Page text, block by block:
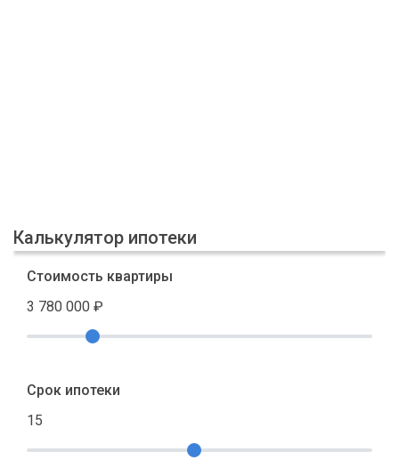
Калькулятор ипотеки
Стоимость квартиры
3 780 000 ₽
Срок ипотеки
15